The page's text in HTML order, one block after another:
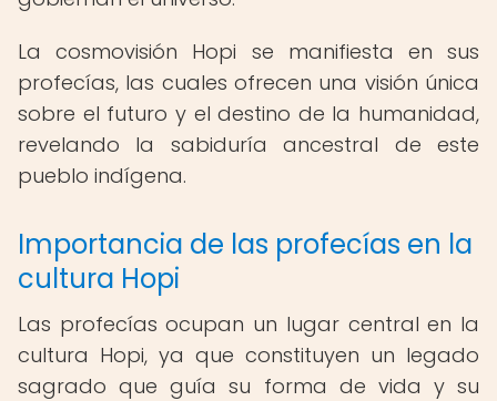
La cosmovisión Hopi se manifiesta en sus
profecías, las cuales ofrecen una visión única
sobre el futuro y el destino de la humanidad,
revelando la sabiduría ancestral de este
pueblo indígena.
Importancia de las profecías en la
cultura Hopi
Las profecías ocupan un lugar central en la
cultura Hopi, ya que constituyen un legado
sagrado que guía su forma de vida y su